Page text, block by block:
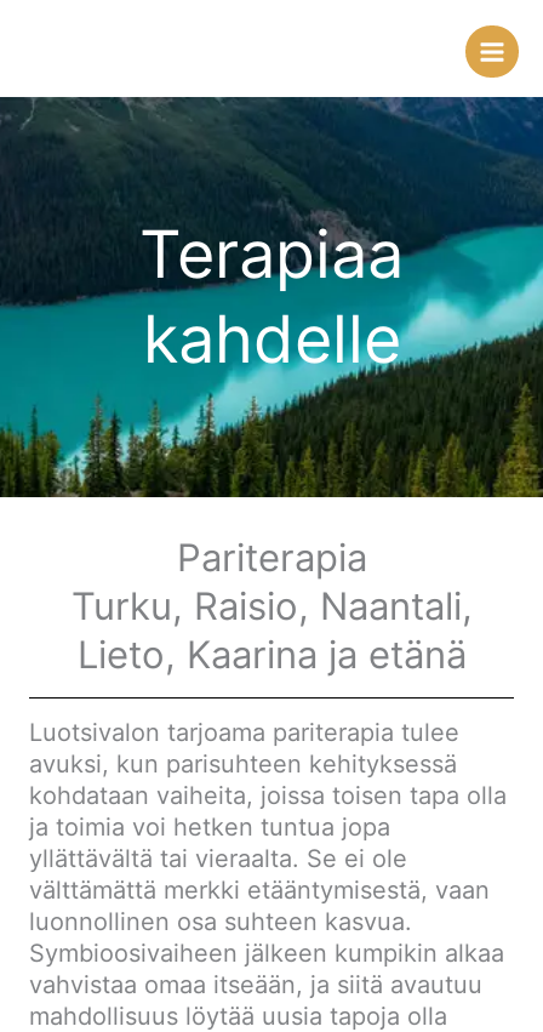
Terapiaa
kahdelle
Pariterapia
Turku, Raisio, Naantali,
Lieto, Kaarina ja etänä
Luotsivalon tarjoama pariterapia tulee
avuksi, kun parisuhteen kehityksessä
kohdataan vaiheita, joissa toisen tapa olla
ja toimia voi hetken tuntua jopa
yllättävältä tai vieraalta. Se ei ole
välttämättä merkki etääntymisestä, vaan
luonnollinen osa suhteen kasvua.
Symbioosivaiheen jälkeen kumpikin alkaa
vahvistaa omaa itseään, ja siitä avautuu
mahdollisuus löytää uusia tapoja olla